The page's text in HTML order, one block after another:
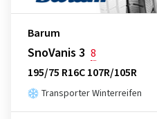
Barum
SnoVanis 3 8
195/75 R16C 107R/105R
Transporter Winterreifen